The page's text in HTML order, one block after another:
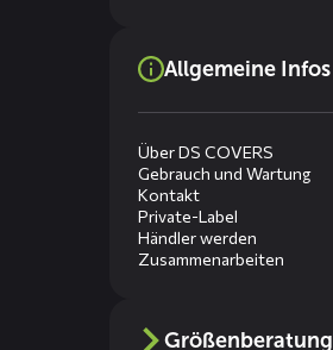
Allgemeine Infos
Über DS COVERS
Gebrauch und Wartung
Kontakt
Private-Label
Händler werden
Zusammenarbeiten
Größenberatung